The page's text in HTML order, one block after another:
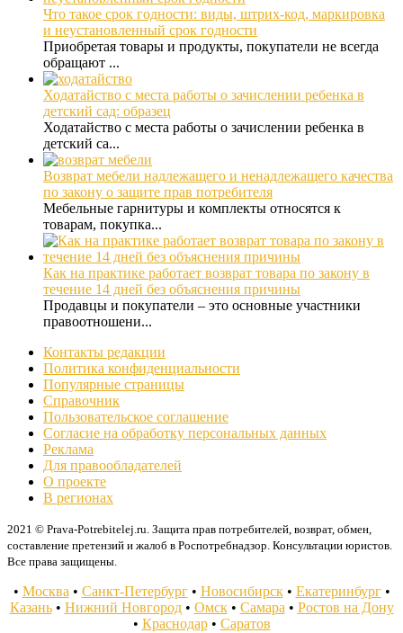
Что такое срок годности: виды, штрих-код, маркировка
и неустановленный срок годности
Приобретая товары и продукты, покупатели не всегда
обращают ...
Ходатайство с места работы о зачислении ребенка в
детский сад: образец
Ходатайство с места работы о зачислении ребенка в
детский са...
Возврат мебели надлежащего и ненадлежащего качества
по закону о защите прав потребителя
Мебельные гарнитуры и комплекты относятся к
товарам, покупка...
Как на практике работает возврат товара по закону в
течение 14 дней без объяснения причины
Продавцы и покупатели – это основные участники
правоотношени...
Контакты редакции
Политика конфиденциальности
Популярные страницы
Справочник
Пользовательское соглашение
Согласие на обработку персональных данных
Реклама
Для правообладателей
О проекте
В регионах
2021 © Prava-Potrebitelej.ru. Защита прав потребителей, возврат, обмен,
составление претензий и жалоб в Роспотребнадзор. Консультации юристов.
Все права защищены.
• Москва • Санкт-Петербург• Новосибирск• Екатеринбург•
Казань• Нижний Новгород• Омск• Самара • Ростов на Дону
• Краснодар• Саратов